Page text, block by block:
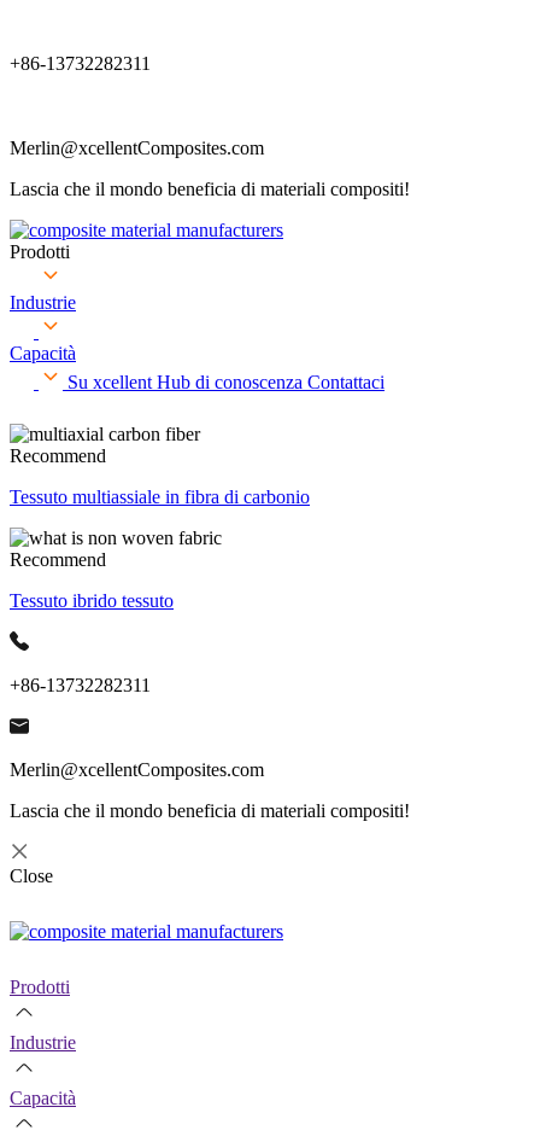
+86-13732282311
Merlin@xcellentComposites.com
Lascia che il mondo beneficia di materiali compositi!
Prodotti
Industrie
Capacità
Su xcellent Hub di conoscenza Contattaci
Recommend
Tessuto multiassiale in fibra di carbonio
Recommend
Tessuto ibrido tessuto
+86-13732282311
Merlin@xcellentComposites.com
Lascia che il mondo beneficia di materiali compositi!
Close
Prodotti
Industrie
Capacità